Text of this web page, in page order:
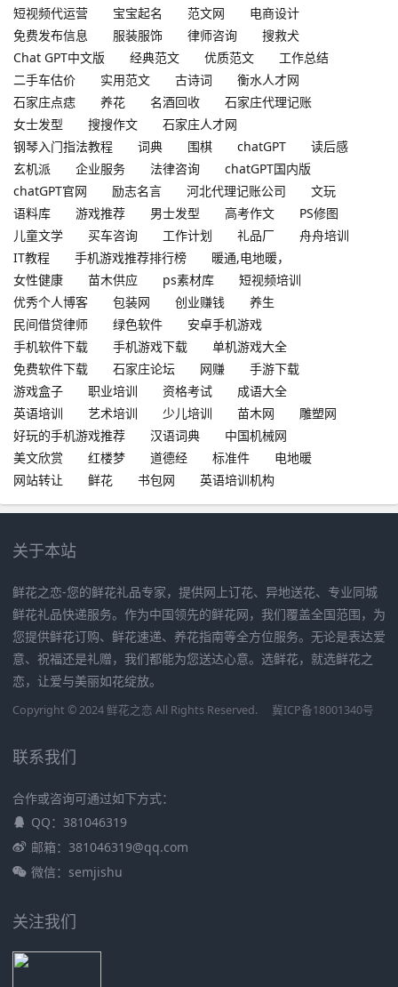
短视频代运营
宝宝起名 范文网
电商设计
免费发布信息
服装服饰 律师咨询
搜救犬
Chat GPT中文版
经典范文 优质范文
工作总结
二手车估价
实用范文 古诗词
衡水人才网
石家庄点痣
养花 名酒回收
石家庄代理记账
女士发型
搜搜作文
石家庄人才网
钢琴入门指法教程
词典 围棋 chatGPT
读后感
玄机派
企业服务 法律咨询
chatGPT国内版
chatGPT官网
励志名言 河北代理记账公司
文玩
语料库
游戏推荐 男士发型 高考作文
PS修图
儿童文学
买车咨询 工作计划 礼品厂
舟舟培训
IT教程
手机游戏推荐排行榜
暖通,电地暖，
女性健康
苗木供应 ps素材库
短视频培训
优秀个人博客
包装网 创业赚钱
养生
民间借贷律师
绿色软件
安卓手机游戏
手机软件下载
手机游戏下载
单机游戏大全
免费软件下载
石家庄论坛 网赚
手游下载
游戏盒子
职业培训 资格考试
成语大全
英语培训
艺术培训 少儿培训 苗木网
雕塑网
好玩的手机游戏推荐
汉语词典
中国机械网
美文欣赏
红楼梦 道德经 标准件
电地暖
网站转让
鲜花 书包网 英语培训机构
关于本站
鲜花之恋-您的鲜花礼品专家，提供网上订花、异地送花、专业同城
鲜花礼品快递服务。作为中国领先的鲜花网，我们覆盖全国范围，为
您提供鲜花订购、鲜花速递、养花指南等全方位服务。无论是表达爱
意、祝福还是礼赠，我们都能为您送达心意。选鲜花，就选鲜花之
恋，让爱与美丽如花绽放。
Copyright © 2024 鲜花之恋 All Rights Reserved. 冀ICP备18001340号
联系我们
合作或咨询可通过如下方式：
QQ：381046319
邮箱：381046319@qq.com
微信：semjishu
关注我们